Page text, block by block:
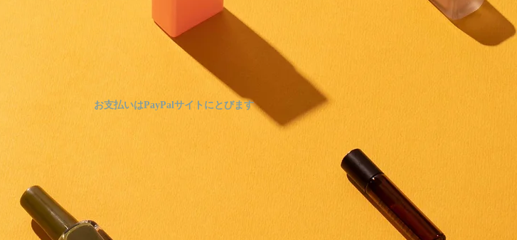
お支払いはPayPalサイトにとびます